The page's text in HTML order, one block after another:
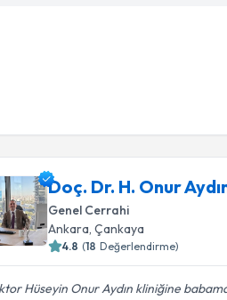
Doç. Dr. H. Onur
Genel Cerrahi
Ankara ,Çankaya
4.8 (18 Değerlendirme)
Hüseyin Onur Aydın kliniğine